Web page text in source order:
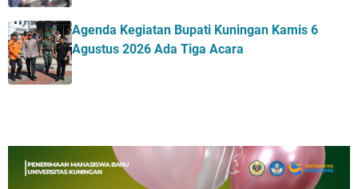
Agenda Kegiatan Bupati Kuningan Kamis 6
Agustus 2026 Ada Tiga Acara